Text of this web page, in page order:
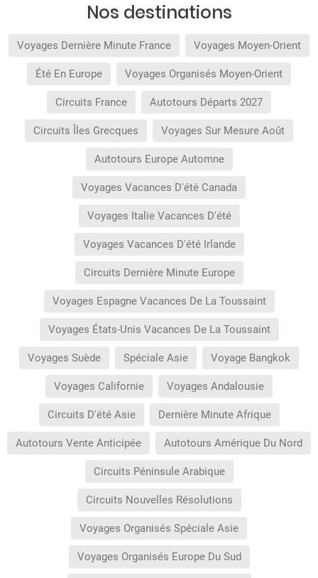
Nos destinations
Voyages Dernière Minute France Voyages Moyen-Orient
Été En Europe Voyages Organisés Moyen-Orient
Circuits France Autotours Départs 2027
Circuits Îles Grecques Voyages Sur Mesure Août
Autotours Europe Automne
Voyages Vacances D'été Canada
Voyages Italie Vacances D'été
Voyages Vacances D'été Irlande
Circuits Dernière Minute Europe
Voyages Espagne Vacances De La Toussaint
Voyages États-Unis Vacances De La Toussaint
Voyages Suède Spéciale Asie Voyage Bangkok
Voyages Californie Voyages Andalousie
Circuits D'été Asie Dernière Minute Afrique
Autotours Vente Anticipée Autotours Amérique Du Nord
Circuits Péninsule Arabique
Circuits Nouvelles Résolutions
Voyages Organisés Spéciale Asie
Voyages Organisés Europe Du Sud